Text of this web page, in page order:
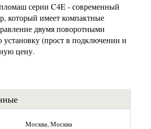
серии C4E - современный
который имеет компактные
двумя поворотными
(прост в подключении и
цену.
Москва, Москва